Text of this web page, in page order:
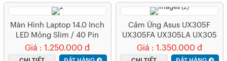
Màn Hình Laptop 14.0 Inch
LED Mỏng Slim / 40 Pin
Giá : 1.250.000 đ
Cảm Ứng Asus UX305F
UX305FA UX305LA UX305
Giá : 1.350.000 đ